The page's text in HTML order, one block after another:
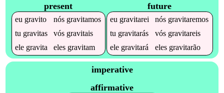
present
eu gravito nós gravitamos
tu gravitas vós gravitais
ele gravita eles gravitam
future
eu gravitarei nós gravitaremos
tu gravitarás vós gravitareis
ele gravitará eles gravitarão
imperative
affirmative